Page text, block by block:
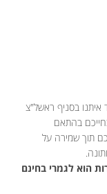
בסניף ראשל"צ
בהתאם
תוך שמירה על
הוא לגמרי בחינם